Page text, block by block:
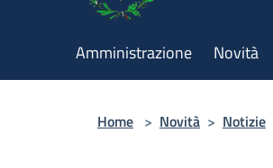
Amministrazione Novità
Home > Novità > Notizie